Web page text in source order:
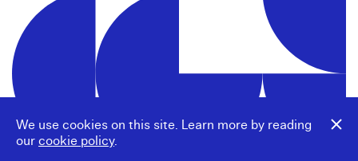
We use cookies on this site. Learn more by reading
our cookie policy.